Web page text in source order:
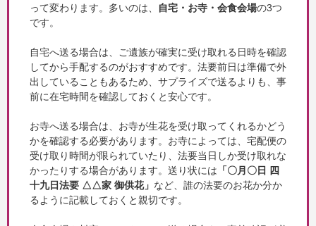
って変わります。多いのは、
自宅・お寺・会食会場の3つ
です。
自宅へ送る場合は、ご遺族が確実に受け取れる日時を確認
してから手配するのがおすすめです。法要前日は準備で外
出していることもあるため、サプライズで送るよりも、事
前に在宅時間を確認しておくと安心です。
お寺へ送る場合は、お寺が生花を受け取ってくれるかどう
かを確認する必要があります。お寺によっては、宅配便の
受け取り時間が限られていたり、法要当日しか受け取れな
かったりする場合があります。送り状には 「〇月〇日 四
十九日法要 △△家 御供花」 など、誰の法要のお花か分か
るように記載しておくと親切です。